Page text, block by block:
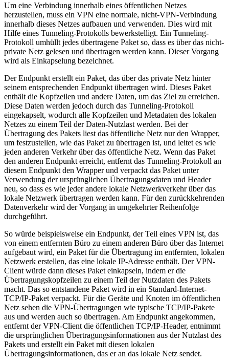
Um eine Verbindung innerhalb eines öffentlichen Netzes
herzustellen, muss ein VPN eine normale, nicht-VPN-Verbindung
innerhalb dieses Netzes aufbauen und verwenden. Dies wird mit
Hilfe eines Tunneling-Protokolls bewerkstelligt. Ein Tunneling-
Protokoll umhüllt jedes übertragene Paket so, dass es über das nicht-
private Netz gelesen und übertragen werden kann. Dieser Vorgang
wird als Einkapselung bezeichnet.
Der Endpunkt erstellt ein Paket, das über das private Netz hinter
seinem entsprechenden Endpunkt übertragen wird. Dieses Paket
enthält die Kopfzeilen und andere Daten, um das Ziel zu erreichen.
Diese Daten werden jedoch durch das Tunneling-Protokoll
eingekapselt, wodurch alle Kopfzeilen und Metadaten des lokalen
Netzes zu einem Teil der Daten-Nutzlast werden. Bei der
Übertragung des Pakets liest das öffentliche Netz nur den Wrapper,
um festzustellen, wie das Paket zu übertragen ist, und leitet es wie
jeden anderen Verkehr über das öffentliche Netz. Wenn das Paket
den anderen Endpunkt erreicht, entfernt das Tunneling-Protokoll an
diesem Endpunkt den Wrapper und verpackt das Paket unter
Verwendung der ursprünglichen Übertragungsdaten und Header
neu, so dass es wie jeder andere lokale Netzwerkverkehr über das
lokale Netzwerk übertragen werden kann. Für den zurückkehrenden
Datenverkehr wird der Vorgang in umgekehrter Reihenfolge
durchgeführt.
So würde beispielsweise ein Endpunkt, der Teil eines VPN ist, das
von einem entfernten Büro zu einem anderen Büro über das Internet
aufgebaut wird, ein Paket für die Übertragung im entfernten, lokalen
Netzwerk erstellen, das eine lokale IP-Adresse enthält. Der VPN-
Client würde dann dieses Paket einkapseln, indem er die
Übertragungskopfzeilen zu einem Teil der Nutzdaten des Pakets
macht. Das so entstandene Paket wird in ein Standard-Internet-
TCP/IP-Paket verpackt. Für die Geräte und Knoten im öffentlichen
Netz sehen die VPN-Übertragungen wie typische TCP/IP-Pakete
aus und werden auch so übertragen. Am Endpunkt angekommen,
entfernt der VPN-Client die öffentlichen TCP/IP-Header, entnimmt
die ursprünglichen Übertragungsinformationen aus der Nutzlast des
Pakets und erstellt ein Paket mit diesen lokalen
Übertragungsinformationen, das er an das lokale Netz sendet.